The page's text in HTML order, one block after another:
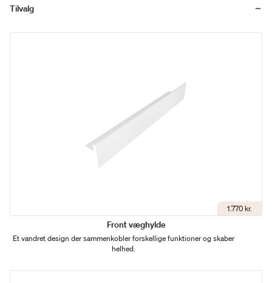
Tilvalg
1.770 kr.
Front væghylde
Et vandret design der sammenkobler forskellige funktioner og skaber
helhed.